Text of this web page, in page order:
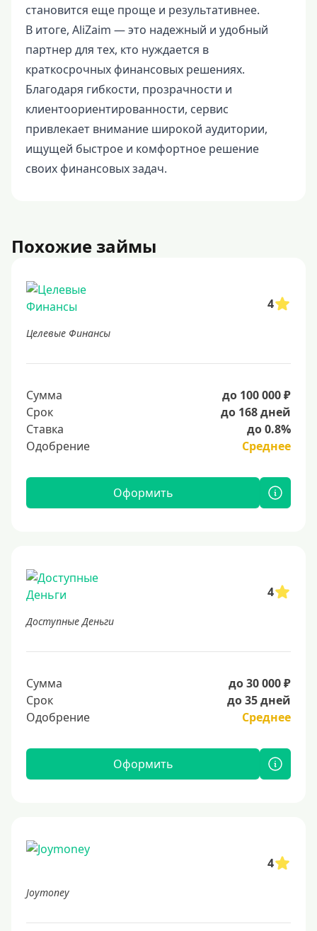
становится еще проще и результативнее.
В итоге, AliZaim — это надежный и удобный
партнер для тех, кто нуждается в
краткосрочных финансовых решениях.
Благодаря гибкости, прозрачности и
клиентоориентированности, сервис
привлекает внимание широкой аудитории,
ищущей быстрое и комфортное решение
своих финансовых задач.
Похожие займы
4
Целевые Финансы
Сумма
до 100 000 ₽
Срок
до 168 дней
Ставка
до 0.8%
Одобрение
Среднее
Оформить
4
Доступные Деньги
Сумма
до 30 000 ₽
Срок
до 35 дней
Одобрение
Среднее
Оформить
4
Joymoney